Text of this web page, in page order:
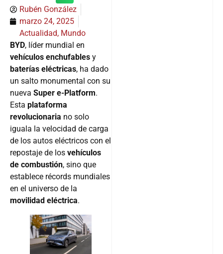
Rubén González
marzo 24, 2025
Actualidad, Mundo
BYD, líder mundial en
vehículos enchufables y
baterías eléctricas, ha dado
un salto monumental con su
nueva Super e-Platform.
Esta plataforma
revolucionaria no solo
iguala la velocidad de carga
de los autos eléctricos con el
repostaje de los vehículos
de combustión, sino que
establece récords mundiales
en el universo de la
movilidad eléctrica.